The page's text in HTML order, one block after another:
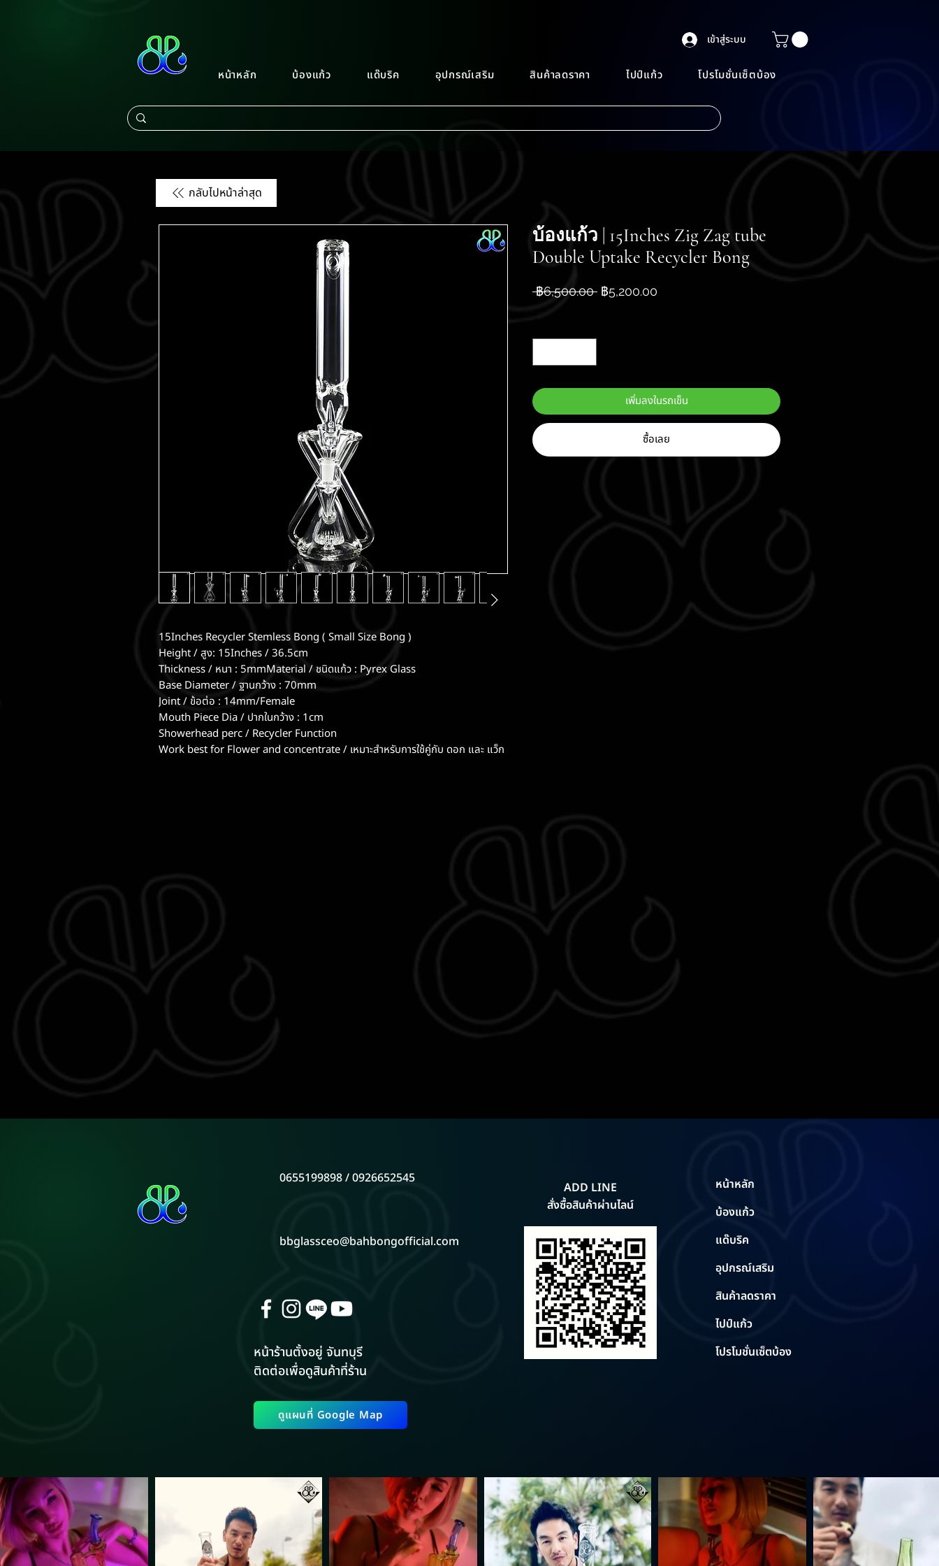
เข้าสู่ระบบ
หน้าหลัก บ้องแก้ว แด๊บริค อุปกรณ์เสริม สินค้าลดราคา ไปป์แก้ว โปรโมชั่นเซ็ตบ้อง
กลับไปหน้าล่าสุด
15Inches Recycler Stemless Bong ( Small Size Bong )
Height / สูง: 15Inches / 36.5cm
Thickness / หนา : 5mmMaterial / ชนิดแก้ว : Pyrex Glass
Base Diameter / ฐานกว้าง : 70mm
Joint / ข้อต่อ : 14mm/Female
Mouth Piece Dia / ปากในกว้าง : 1cm
Showerhead perc / Recycler Function
Work best for Flower and concentrate / เหมาะสำหรับการใช้คู่กับ ดอก และ แว็ก
บ้องแก้ว | 15Inches Zig Zag tube
Double Uptake Recycler Bong
฿6,500.00 ราคา
฿5,200.00
เพิ่มลงในรถเข็น
ซื้อเลย
0655199898 / 0926652545
bbglassceo@bahbongofficial.com
หน้าร้านตั้งอยู่ จันทบุรี
ติดต่อเพื่อดูสินค้าที่ร้าน
ดูแผนที่ Google Map
ADD LINE
สั่งซื้อสินค้าผ่านไลน์
หน้าหลัก
บ้องแก้ว
แด๊บริค
อุปกรณ์เสริม
สินค้าลดราคา
ไปป์แก้ว
โปรโมชั่นเซ็ตบ้อง